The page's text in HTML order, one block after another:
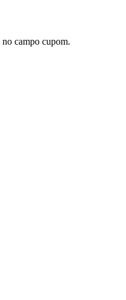
no campo cupom.